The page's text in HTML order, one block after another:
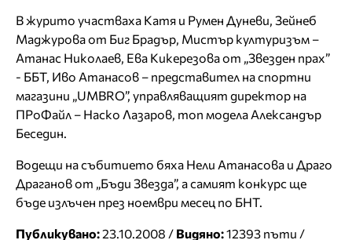
В журито участваха Катя и Румен Дуневи, Зейнеб
Маджурова от Биг Брадър, Мистър културизъм –
Атанас Николаев, Ева Кикерезова от „Звезден прах”
- ББТ, Иво Атанасов – представител на спортни
магазини „UMBRO”, управляващият директор на
ПРоФайл – Наско Лазаров, топ модела Александър
Беседин.
Водещи на събитието бяха Нели Атанасова и Драго
Драганов от „Бъди Звезда”, а самият конкурс ще
бъде излъчен през ноември месец по БНТ.
Публикувано:23.10.2008 / Видяно:12393 пъти /